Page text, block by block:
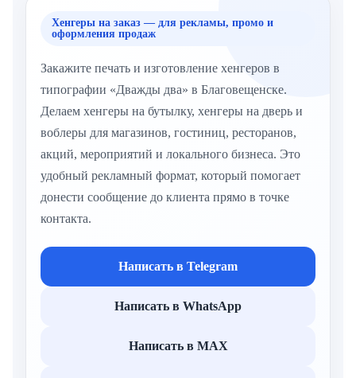
Хенгеры на заказ — для рекламы, промо и
оформления продаж
Закажите печать и изготовление хенгеров в
типографии «Дважды два» в Благовещенске.
Делаем хенгеры на бутылку, хенгеры на дверь и
воблеры для магазинов, гостиниц, ресторанов,
акций, мероприятий и локального бизнеса. Это
удобный рекламный формат, который помогает
донести сообщение до клиента прямо в точке
контакта.
Написать в Telegram
Написать в WhatsApp
Написать в MAX